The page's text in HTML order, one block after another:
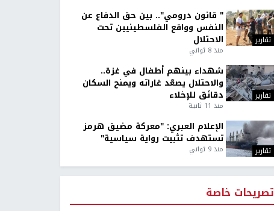
تقارير
" قانون درومي".. بين حق الدفاع عن
النفس وواقع الفلسطينيين تحت
الاحتلال
منذ 8 ثواني
تقارير
شهداء بينهم أطفال في غزة..
والاحتلال يصعّد غاراته ويمنح السكان
دقائق للإخلاء
منذ 11 ثانية
تقارير
الإعلام العبري: "معركة مضيق هرمز
تستهدف تثبيت رواية سياسية"
منذ 9 ثواني
تصريحات خاصة